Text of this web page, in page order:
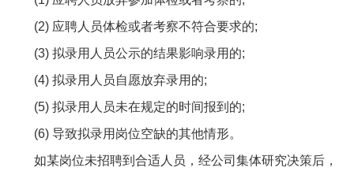
(2) 应聘人员体检或者考察不符合要求的;
(3) 拟录用人员公示的结果影响录用的;
(4) 拟录用人员自愿放弃录用的;
(5) 拟录用人员未在规定的时间报到的;
(6) 导致拟录用岗位空缺的其他情形。
如某岗位未招聘到合适人员，经公司集体研究决策后，